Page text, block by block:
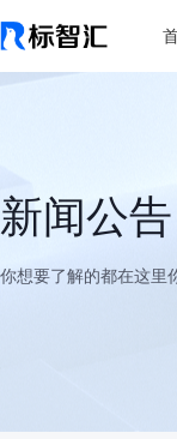
新闻公告
你想要了解的都在这里